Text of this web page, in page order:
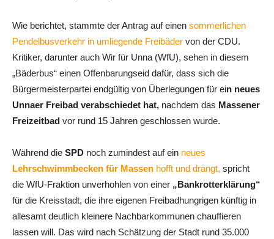
Wie berichtet, stammte der Antrag auf einen sommerlichen
Pendelbusverkehr in umliegende Freibäder von der CDU.
Kritiker, darunter auch Wir für Unna (WfU), sehen in diesem
„Bäderbus“ einen Offenbarungseid dafür, dass sich die
Bürgermeisterpartei endgültig von Überlegungen für ein neues
Unnaer Freibad verabschiedet hat, nachdem das Massener
Freizeitbad vor rund 15 Jahren geschlossen wurde.
Während die SPD noch zumindest auf ein neues
Lehrschwimmbecken für Massen hofft und drängt, spricht
die WfU-Fraktion unverhohlen von einer „Bankrotterklärung“
für die Kreisstadt, die ihre eigenen Freibadhungrigen künftig in
allesamt deutlich kleinere Nachbarkommunen chauffieren
lassen will. Das wird nach Schätzung der Stadt rund 35.000